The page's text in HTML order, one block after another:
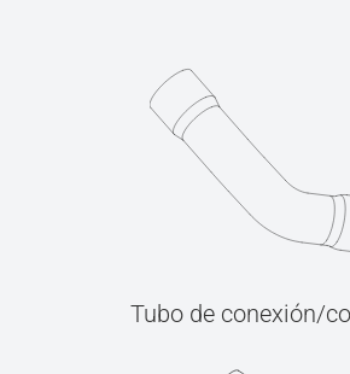
Tubo de conexión/